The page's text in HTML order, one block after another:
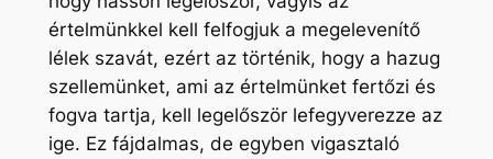
értelmünkkel kell felfogjuk a megelevenítő
lélek szavát, ezért az történik, hogy a hazug
szellemünket, ami az értelmünket fertőzi és
fogva tartja, kell legelőször lefegyverezze az
ige. Ez fájdalmas, de egyben vigasztaló